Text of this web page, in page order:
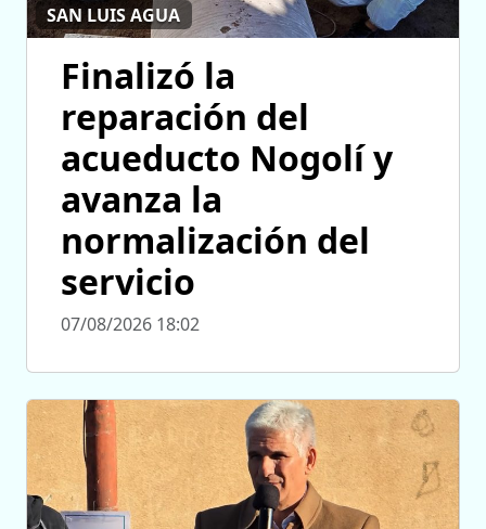
SAN LUIS AGUA
Finalizó la
reparación del
acueducto Nogolí y
avanza la
normalización del
servicio
07/08/2026 18:02